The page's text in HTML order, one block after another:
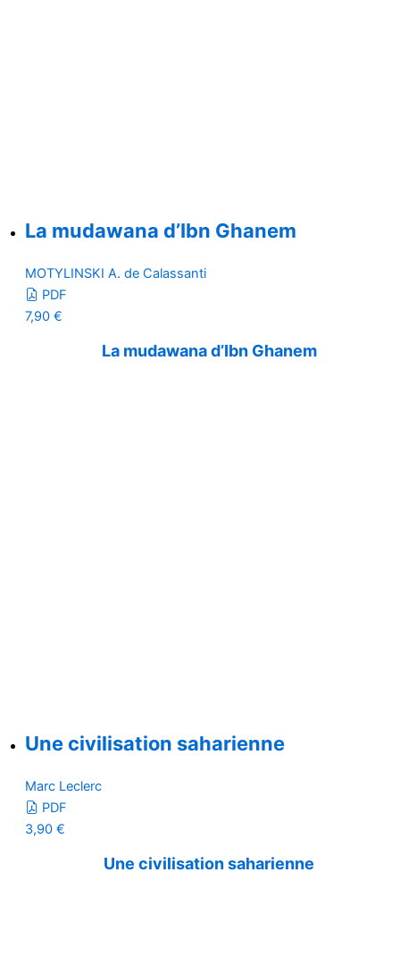
La mudawana d’Ibn Ghanem
MOTYLINSKI A. de Calassanti
PDF
7,90 €
La mudawana d’Ibn Ghanem
Une civilisation saharienne
Marc Leclerc
PDF
3,90 €
Une civilisation saharienne